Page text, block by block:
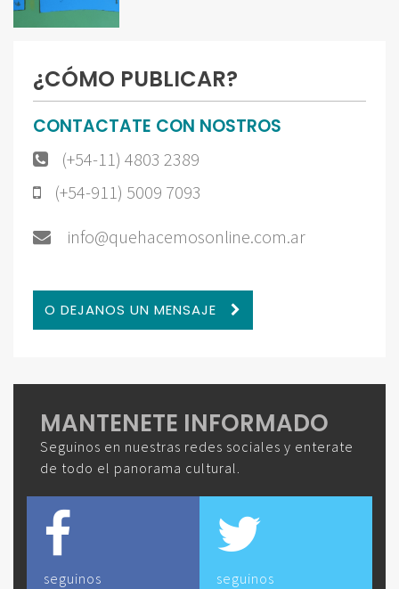
¿CÓMO PUBLICAR?
CONTACTATE CON NOSTROS
(+54-11) 4803 2389
(+54-911) 5009 7093
info@quehacemosonline.com.ar
O DEJANOS UN MENSAJE
MANTENETE INFORMADO
Seguinos en nuestras redes sociales y enterate
de todo el panorama cultural.
seguinos seguinos